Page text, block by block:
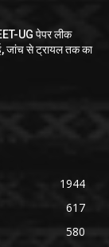
UG पेपर लीक
जांच से ट्रायल तक का
1944
617
580